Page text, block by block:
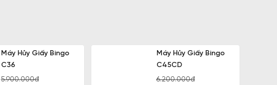
Máy Hủy Giấy Bingo
C36
5.900.000đ
Máy Hủy Giấy Bingo
C45CD
6.200.000đ